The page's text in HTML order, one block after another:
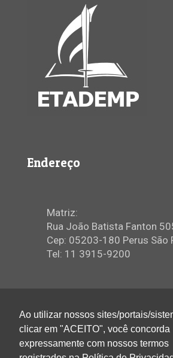
Endereço
Matriz:
Rua João Batista Fanton
Cep: 05203-180 Perus São
Tel: 11 3915-9200
Ao utilizar nossos sites/portais/
clicar em "ACEITO", você concorda
expressamente com nossos termos